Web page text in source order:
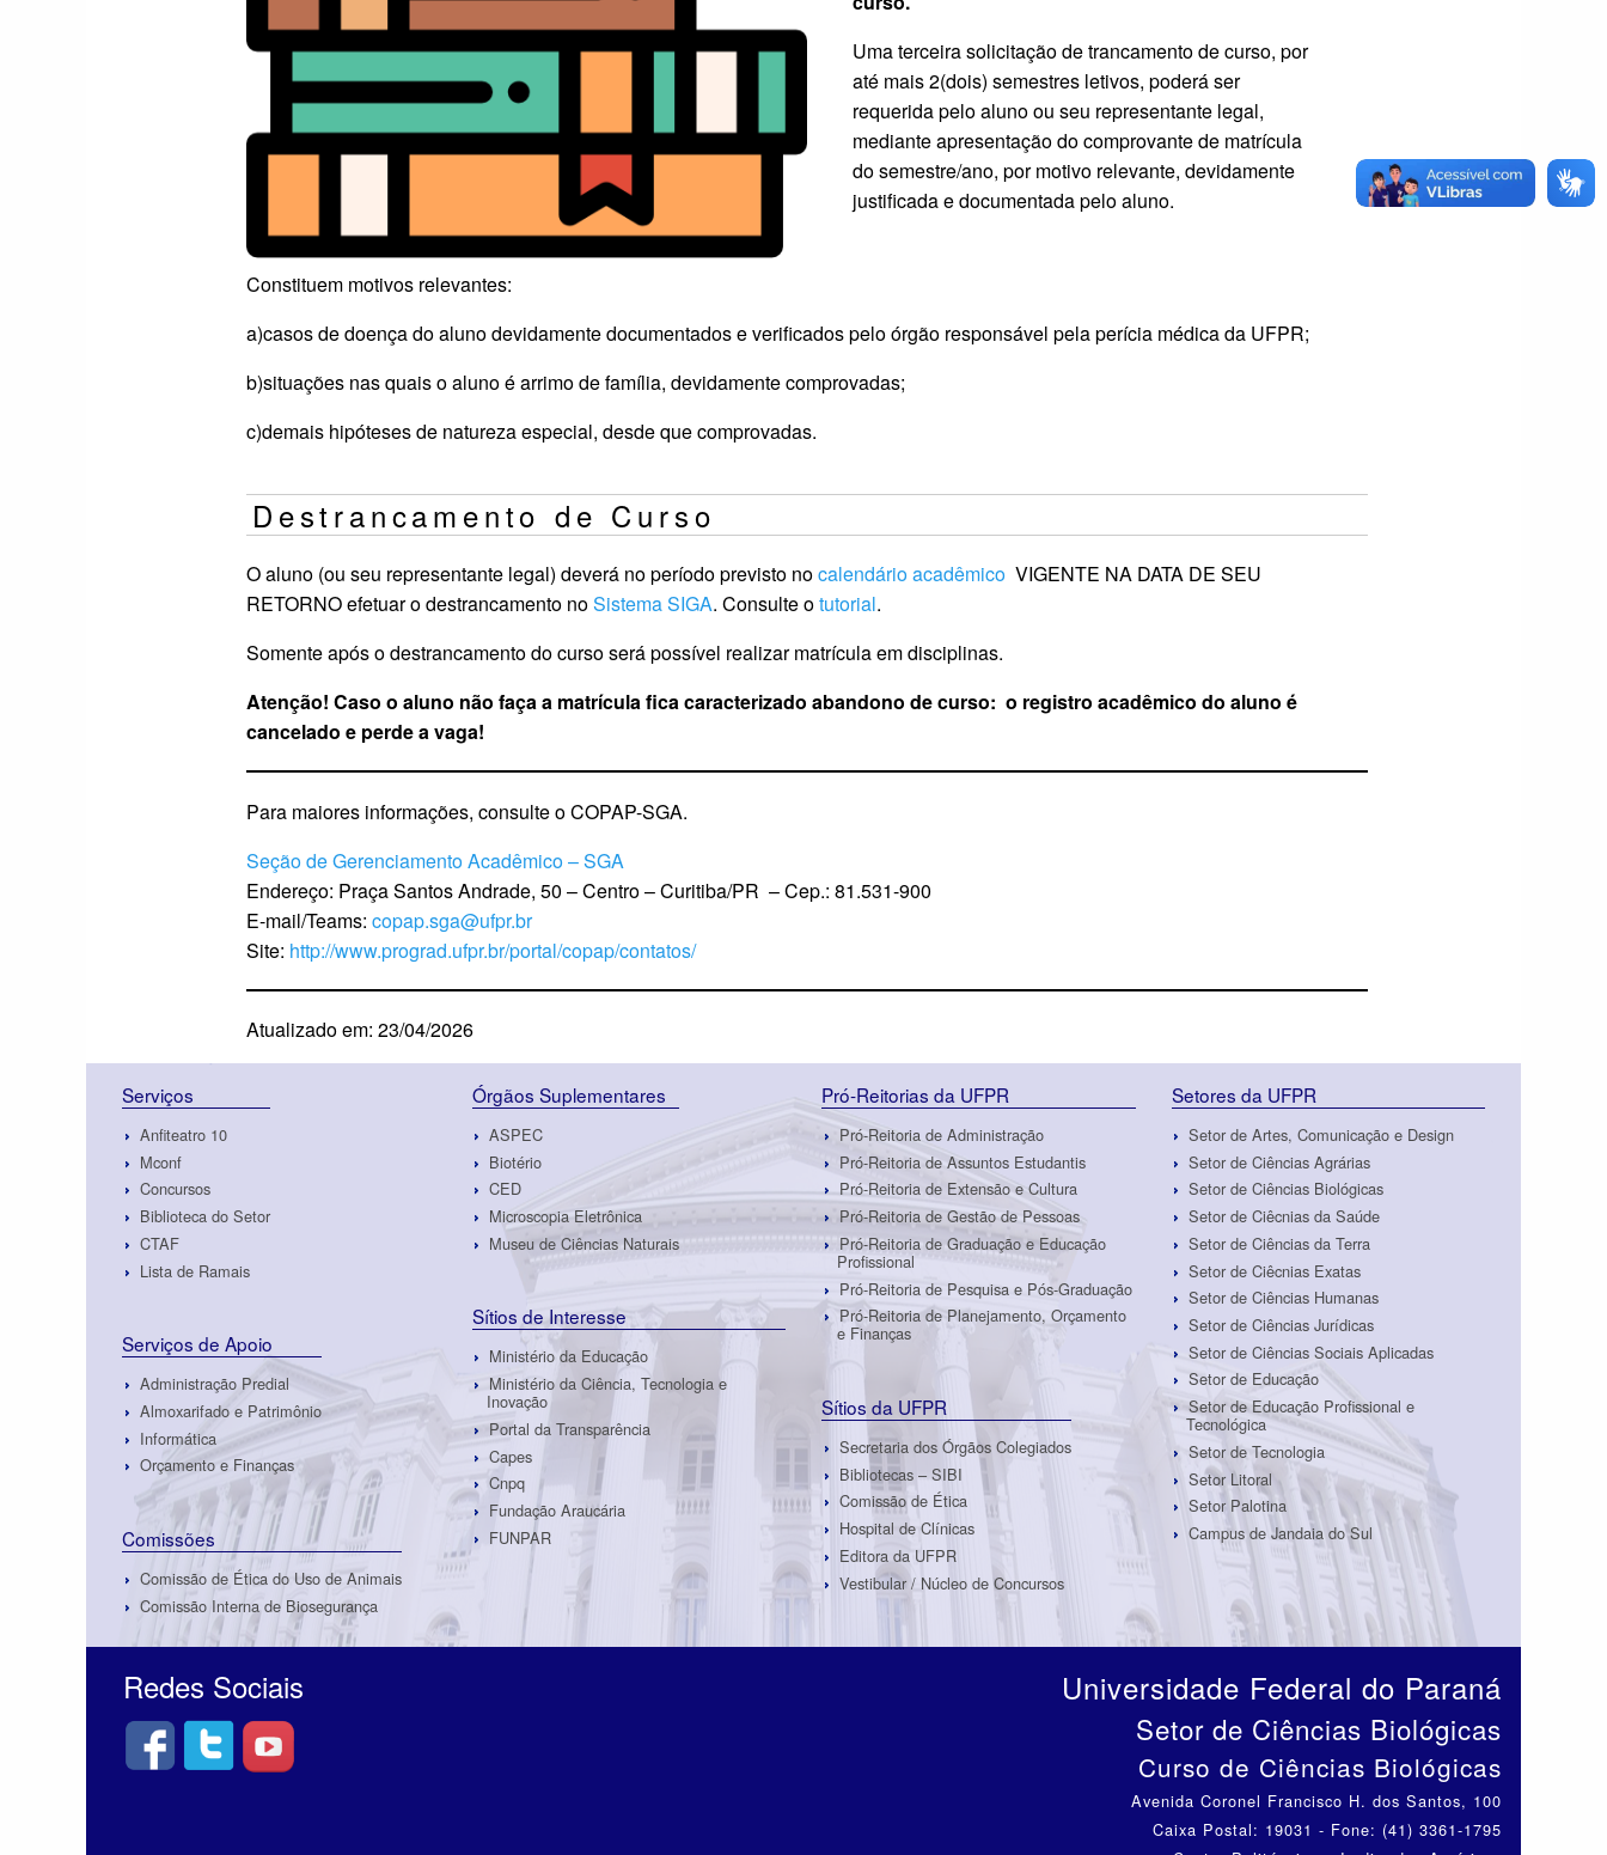
Uma terceira solicitação de trancamento de curso, por
até mais 2(dois) semestres letivos, poderá ser
requerida pelo aluno ou seu representante legal,
mediante apresentação do comprovante de matrícula
do semestre/ano, por motivo relevante, devidamente
justificada e documentada pelo aluno.
Constituem motivos relevantes:
a)casos de doença do aluno devidamente documentados e verificados pelo órgão responsável pela perícia médica da UFPR;
b)situações nas quais o aluno é arrimo de família, devidamente comprovadas;
c)demais hipóteses de natureza especial, desde que comprovadas.
Destrancamento de Curso
O aluno (ou seu representante legal) deverá no período previsto nocalendário acadêmico VIGENTE NA DATA DE SEU
RETORNO efetuar o destrancamento noSistema SIGA. Consulte otutorial.
Somente após o destrancamento do curso será possível realizar matrícula em disciplinas.
Atenção! Caso o aluno não faça a matrícula fica caracterizado abandono de curso: o registro acadêmico do aluno é
cancelado e perde a vaga!
Para maiores informações, consulte o COPAP-SGA.
Seção de Gerenciamento Acadêmico – SGA
Endereço: Praça Santos Andrade, 50 – Centro – Curitiba/PR – Cep.: 81.531-900
E-mail/Teams:copap.sga@ufpr.br
Site: http://www.prograd.ufpr.br/portal/copap/contatos/
Atualizado em: 23/04/2026
Serviços
Anfiteatro 10
Mconf
Concursos
Biblioteca do Setor
CTAF
Lista de Ramais
Serviços de Apoio
Administração Predial
Almoxarifado e Patrimônio
Informática
Orçamento e Finanças
Comissões
Comissão de Ética do Uso de Animais
Comissão Interna de Biosegurança
Órgãos Suplementares
ASPEC
Biotério
CED
Microscopia Eletrônica
Museu de Ciências Naturais
Sítios de Interesse
Ministério da Educação
Ministério da Ciência, Tecnologia e
Inovação
Portal da Transparência
Capes
Cnpq
Fundação Araucária
FUNPAR
Pró-Reitorias da UFPR
Pró-Reitoria de Administração
Pró-Reitoria de Assuntos Estudantis
Pró-Reitoria de Extensão e Cultura
Pró-Reitoria de Gestão de Pessoas
Pró-Reitoria de Graduação e Educação
Profissional
Pró-Reitoria de Pesquisa e Pós-Graduação
Pró-Reitoria de Planejamento, Orçamento
e Finanças
Sítios da UFPR
Secretaria dos Órgãos Colegiados
Bibliotecas – SIBI
Comissão de Ética
Hospital de Clínicas
Editora da UFPR
Vestibular / Núcleo de Concursos
Setores da UFPR
Setor de Artes, Comunicação e Design
Setor de Ciências Agrárias
Setor de Ciências Biológicas
Setor de Ciêcnias da Saúde
Setor de Ciências da Terra
Setor de Ciêcnias Exatas
Setor de Ciências Humanas
Setor de Ciências Jurídicas
Setor de Ciências Sociais Aplicadas
Setor de Educação
Setor de Educação Profissional e
Tecnológica
Setor de Tecnologia
Setor Litoral
Setor Palotina
Campus de Jandaia do Sul
Redes Sociais Universidade Federal do Paraná
Setor de Ciências Biológicas
Curso de Ciências Biológicas
Avenida Coronel Francisco H. dos Santos, 100
Caixa Postal: 19031 - Fone: (41) 3361-1795